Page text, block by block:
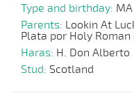
Type and birthday:
Parents: Lookin At
Plata por Holy Roman
Haras: H. Don Alberto
Stud: Scotland